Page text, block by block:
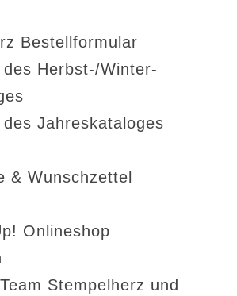
Bestellformular
Herbst-/Winter-
Jahreskataloges
& Wunschzettel
Onlineshop
Stempelherz und